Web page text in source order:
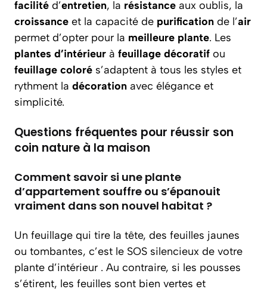
facilité d’entretien, la résistance aux oublis, la
croissance et la capacité de purification de l’air
permet d’opter pour la meilleure plante. Les
plantes d’intérieur à feuillage décoratif ou
feuillage coloré s’adaptent à tous les styles et
rythment la décoration avec élégance et
simplicité.
Questions fréquentes pour réussir son
coin nature à la maison
Comment savoir si une plante
d’appartement souffre ou s’épanouit
vraiment dans son nouvel habitat ?
Un feuillage qui tire la tête, des feuilles jaunes
ou tombantes, c’est le SOS silencieux de votre
plante d’intérieur . Au contraire, si les pousses
s’étirent, les feuilles sont bien vertes et